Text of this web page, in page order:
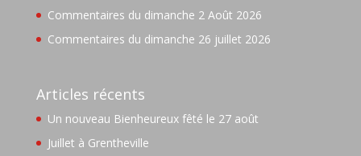
Commentaires du dimanche 2 Août 2026
Commentaires du dimanche 26 juillet 2026
Articles récents
Un nouveau Bienheureux fêté le 27 août
Juillet à Grentheville